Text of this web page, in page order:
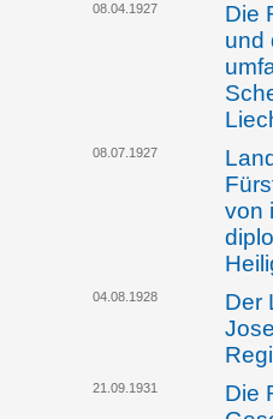
08.04.1927
Die
und
08.07.1927
von
04.08.1928
Der
21.09.1931
Die